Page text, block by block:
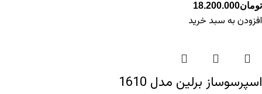
تومان18.200.000
افزودن به سبد خرید
اسپرسوساز برلین مدل 1610